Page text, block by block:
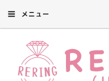
メニュー